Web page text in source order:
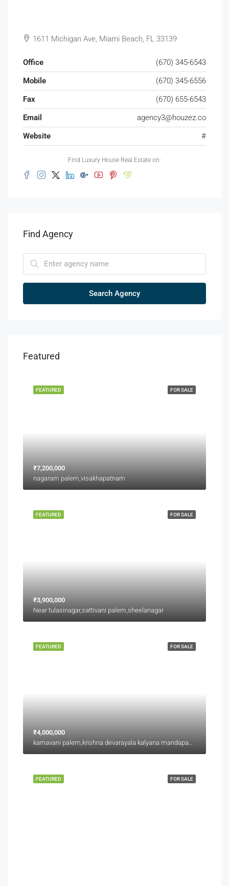
1611 Michigan Ave, Miami Beach, FL 33139
Office
(670) 345-6543
Mobile
(670) 345-6556
Fax
(670) 655-6543
Email
agency3@houzez.co
Website
#
Find Luxury House Real Estate on:
Find Agency
Search Agency
Featured
FOR SALE
FEATURED
₹7,200,000
nagaram palem,visakhapatnam
FOR SALE
FEATURED
₹3,900,000
Near tulasinagar,sattivani palem,sheelanagar
FOR SALE
FEATURED
₹4,000,000
karnavani palem,krishna devarayala kalyana mandapam backside,jaggu junction back side
FOR SALE
FEATURED